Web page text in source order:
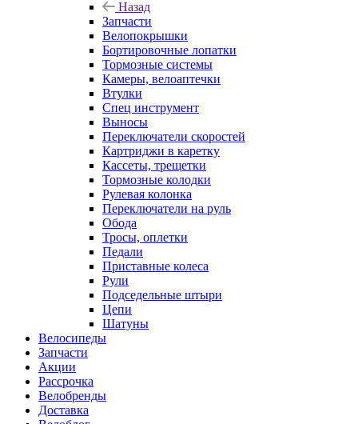
Назад
Запчасти
Велопокрышки
Бортировочные лопатки
Тормозные системы
Камеры, велоаптечки
Втулки
Спец инструмент
Выносы
Переключатели скоростей
Картриджи в каретку
Кассеты, трещетки
Тормозные колодки
Рулевая колонка
Переключатели на руль
Обода
Тросы, оплетки
Педали
Приставные колеса
Рули
Подседельные штыри
Цепи
Шатуны
Велосипеды
Запчасти
Акции
Рассрочка
Велобренды
Доставка